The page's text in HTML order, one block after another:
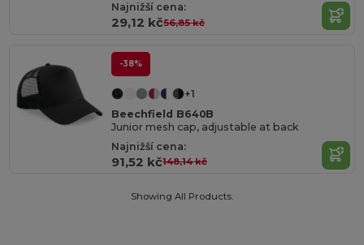
Najnižší cena:
29,12 kč56,85 kč
-38%
+1
Beechfield B640B
Junior mesh cap, adjustable at back
Najnižší cena:
91,52 kč148,14 kč
Showing All Products.